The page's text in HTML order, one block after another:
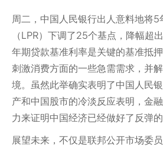
周二，中国人民银行出人意料地将
（LPR）下调了25个基点，降幅超
年期贷款基准利率是关键的基准抵
刺激消费方面的一些急需需求，并
境。虽然此举确实表明了中国人民
产和中国股市的冷淡反应表明，金
力来证明中国经济已经做好了反弹的
展望未来，不仅是联邦公开市场委